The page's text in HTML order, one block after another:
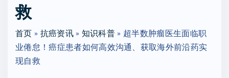
:
救
首页 » 抗癌资讯» 知识科普 » 超半数肿瘤医生面临职
业倦怠！癌症患者如何高效沟通、获取海外前沿药实
现自救